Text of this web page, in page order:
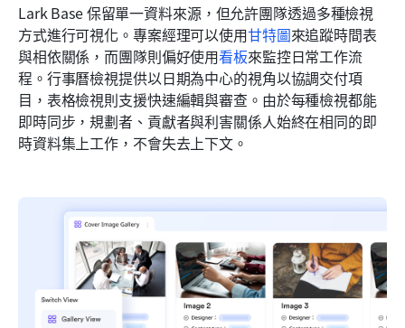
Lark Base 保留單一資料來源，但允許團隊透過多種檢視
方式進行可視化。專案經理可以使用甘特圖來追蹤時間表
與相依關係，而團隊則偏好使用看板來監控日常工作流
程。行事曆檢視提供以日期為中心的視角以協調交付項
目，表格檢視則支援快速編輯與審查。由於每種檢視都能
即時同步，規劃者、貢獻者與利害關係人始終在相同的即
時資料集上工作，不會失去上下文。